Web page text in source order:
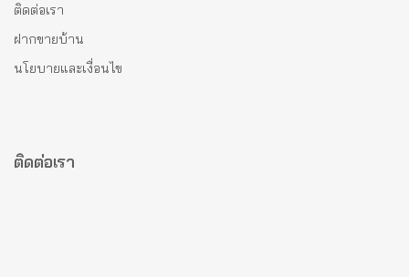
ติดต่อเรา
ฝากขายบ้าน
นโยบายและเงื่อนไข
ติดต่อเรา